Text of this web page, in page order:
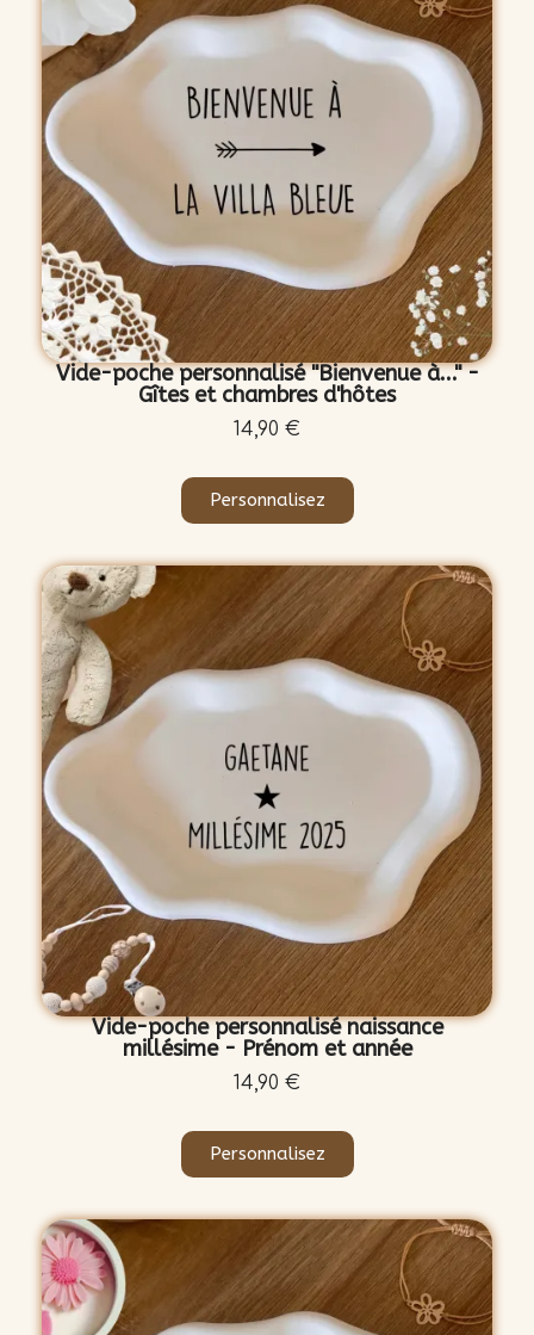
Vide-poche personnalisé "Bienvenue à..." -
Gîtes et chambres d'hôtes
14,90 €
Personnalisez
Vide-poche personnalisé naissance
millésime - Prénom et année
14,90 €
Personnalisez